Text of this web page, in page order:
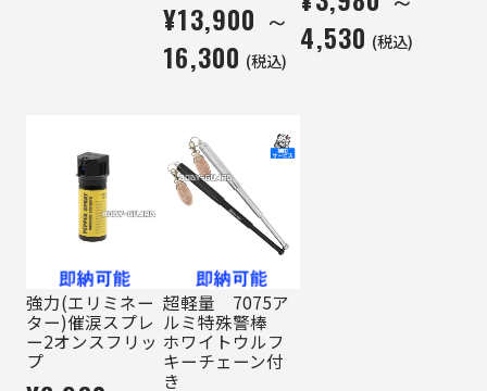
¥13,900 ～
16,300 (税込)
4,530 (税込)
強力(エリミネー
ター)催涙スプレ
ー2オンスフリッ
プ
超軽量 7075ア
ルミ特殊警棒
ホワイトウルフ
キーチェーン付
き